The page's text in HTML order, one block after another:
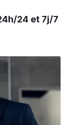
24 et 7j/7